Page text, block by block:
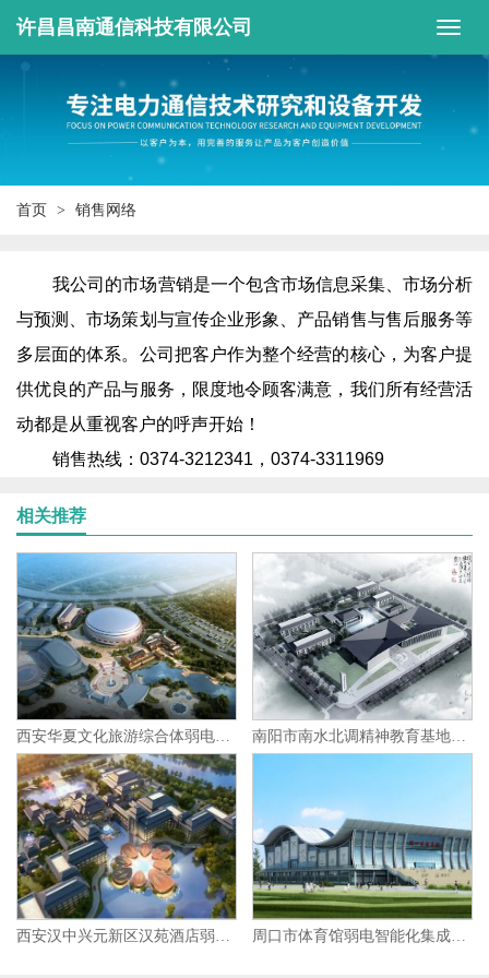
许昌昌南通信科技有限公司
首页 销售网络
我公司的市场营销是一个包含市场信息采集、市场分析
与预测、市场策划与宣传企业形象、产品销售与售后服务等
多层面的体系。公司把客户作为整个经营的核心，为客户提
供优良的产品与服务，限度地令顾客满意，我们所有经营活
动都是从重视客户的呼声开始！
销售热线：0374-3212341，0374-3311969
相关推荐
西安汉中兴元新区汉苑酒店弱电智能化集成项目 周口市体育馆弱电智能化集成项目